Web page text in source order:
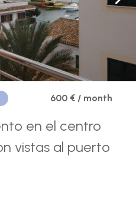
600 € / month
en el centro
vistas al puerto